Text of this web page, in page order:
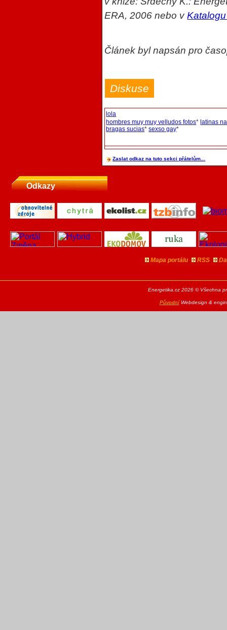
ERA, 2006 nebo v
Článek byl napsán pro
Diskuse
lola
hombres muy muy velludos fotos* latinas
bragas sucias*sexso gay*
Zaslat odkaz na tuto sekci přátelům...
Odkazy
Mapa portálu RSS
Energetika.cz 2026 © Všechna
PůvodníWebdesign &